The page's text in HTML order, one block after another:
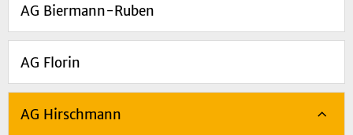
AG Biermann-Ruben
AG Florin
AG Hirschmann